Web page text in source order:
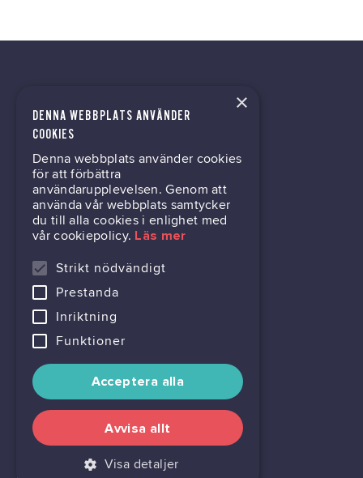
tech@hoy.se
031-63 64 80
Mölndalsvägen 30B
Box 24061
400 22 Göteborg
716444-6762
×
DENNA WEBBPLATS ANVÄNDER
COOKIES
Denna webbplats använder cookies
för att förbättra
användarupplevelsen. Genom att
använda vår webbplats samtycker
du till alla cookies i enlighet med
vår cookiepolicy. Läs mer
Strikt nödvändigt
Prestanda
Inriktning
Funktioner
Acceptera alla
Avvisa allt
Visa detaljer